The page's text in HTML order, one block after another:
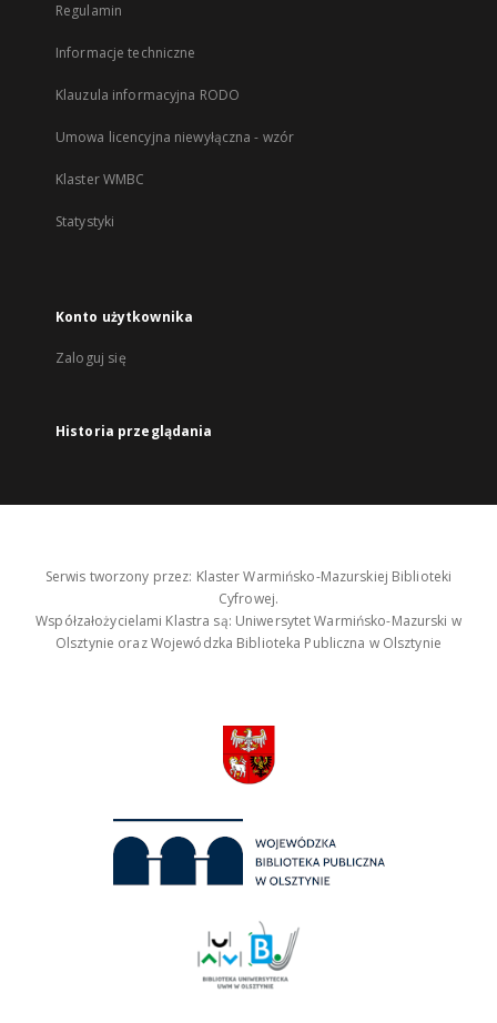
Regulamin
Informacje techniczne
Klauzula informacyjna RODO
Umowa licencyjna niewyłączna - wzór
Klaster WMBC
Statystyki
Konto użytkownika
Zaloguj się
Historia przeglądania
Serwis tworzony przez: Klaster Warmińsko-Mazurskiej Biblioteki
Cyfrowej.
Współzałożycielami Klastra są: Uniwersytet Warmińsko-Mazurski w
Olsztynie oraz Wojewódzka Biblioteka Publiczna w Olsztynie